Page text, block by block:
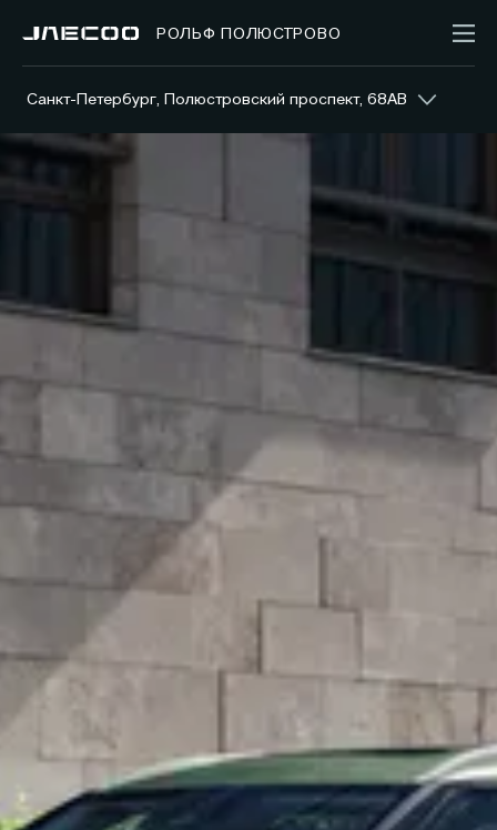
РОЛЬФ ПОЛЮСТРОВО
Санкт-Петербург, Полюстровский проспект, 68АВ